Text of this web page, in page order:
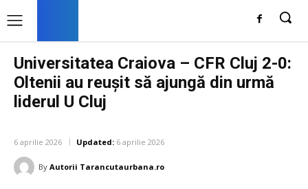
Universitatea Craiova – CFR Cluj 2-0:
Oltenii au reușit să ajungă din urmă
liderul U Cluj
6 aprilie 2026 Updated: 6 aprilie 2026
By Autorii Tarancutaurbana.ro